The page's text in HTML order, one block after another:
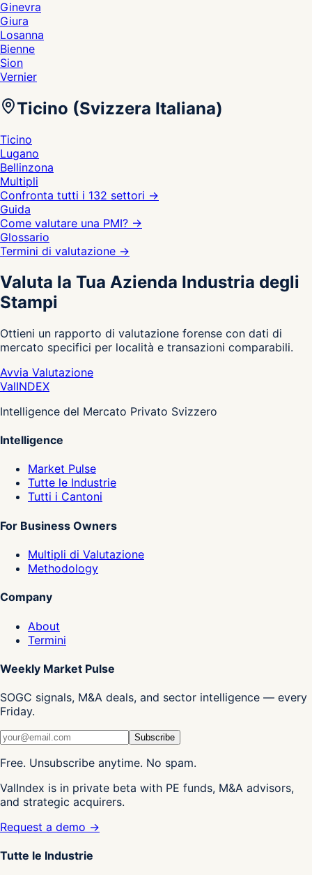
Ginevra
Giura
Losanna
Bienne
Sion
Vernier
Ticino (Svizzera Italiana)
Ticino
Lugano
Bellinzona
Multipli
Confronta tutti i 132 settori →
Guida
Come valutare una PMI? →
Glossario
Termini di valutazione →
Valuta la Tua Azienda Industria degli
Stampi
Ottieni un rapporto di valutazione forense con dati di
mercato specifici per località e transazioni comparabili.
Avvia Valutazione
ValINDEX
Intelligence del Mercato Privato Svizzero
Intelligence
Market Pulse
Tutte le Industrie
Tutti i Cantoni
For Business Owners
Multipli di Valutazione
Methodology
Company
About
Termini
Weekly Market Pulse
SOGC signals, M&A deals, and sector intelligence — every
Friday.
Subscribe
Free. Unsubscribe anytime. No spam.
ValIndex is in private beta with PE funds, M&A advisors,
and strategic acquirers.
Request a demo →
Tutte le Industrie